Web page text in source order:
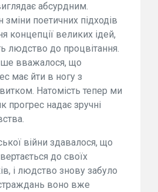
абсурдним.
поетичних підходів
концепції великих ідей,
людство до процвітання.
вважалося, що
має йти в ногу з
Натомість тепер ми
прогрес надає зручні
війни здавалося, що
до своїх
і людство знову забуло
воно вже